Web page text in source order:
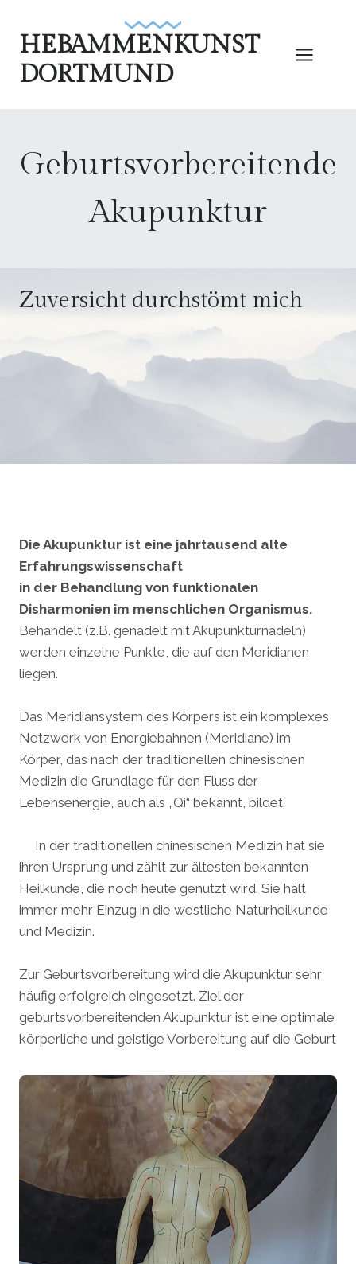
Inhalt
springen
HEBAMMENKUNST
DORTMUND
Geburtsvorbereitende
Akupunktur
Zuversicht durchstömt mich
.
Die Akupunktur ist eine jahrtausend alte
Erfahrungswissenschaft
in der Behandlung von funktionalen
Disharmonien im menschlichen Organismus.
Behandelt (z.B. genadelt mit Akupunkturnadeln)
werden einzelne Punkte, die auf den Meridianen
liegen.
Das Meridiansystem des Körpers ist ein komplexes
Netzwerk von Energiebahnen (Meridiane) im
Körper, das nach der traditionellen chinesischen
Medizin die Grundlage für den Fluss der
Lebensenergie, auch als „Qi“ bekannt, bildet.
In der traditionellen chinesischen Medizin hat sie
ihren Ursprung und zählt zur ältesten bekannten
Heilkunde, die noch heute genutzt wird. Sie hält
immer mehr Einzug in die westliche Naturheilkunde
und Medizin.
Zur Geburtsvorbereitung wird die Akupunktur sehr
häufig erfolgreich eingesetzt. Ziel der
geburtsvorbereitenden Akupunktur ist eine optimale
körperliche und geistige Vorbereitung auf die Geburt